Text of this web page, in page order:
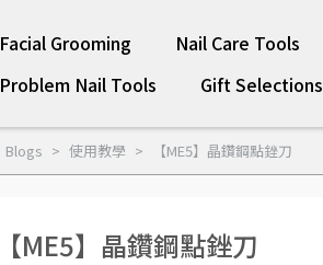
Facial Grooming Nail Care Tools
Problem Nail Tools
Gift Selections
Blogs 使用教學 【ME5】晶鑽鋼點銼刀
【ME5】晶鑽鋼點銼刀